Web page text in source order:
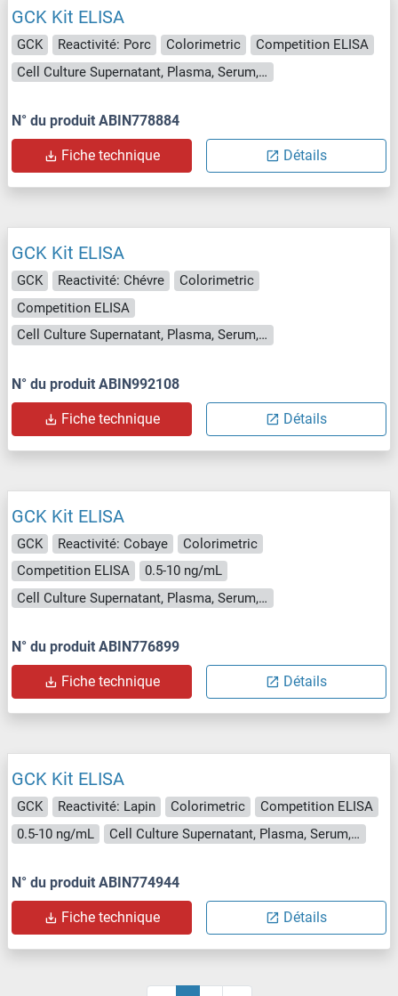
GCK Kit ELISA
GCK Reactivité: Porc Colorimetric
Competition ELISA
Cell Culture Supernatant, Plasma, Serum, Tissue Homogenate
N° du produit ABIN778884
Fiche technique Détails
GCK Kit ELISA
GCK Reactivité: Chévre
Colorimetric
Competition ELISA
Cell Culture Supernatant, Plasma, Serum, Tissue Homogenate
N° du produit ABIN992108
Fiche technique Détails
GCK Kit ELISA
GCK Reactivité: Cobaye
Colorimetric
Competition ELISA
0.5-10 ng/mL
Cell Culture Supernatant, Plasma, Serum, Tissue Homogenate
N° du produit ABIN776899
Fiche technique Détails
GCK Kit ELISA
GCK Reactivité: Lapin Colorimetric
Competition ELISA
0.5-10 ng/mL
Cell Culture Supernatant, Plasma, Serum, Tissue Homogenate
N° du produit ABIN774944
Fiche technique Détails